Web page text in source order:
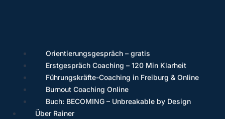
Orientierungsgespräch – gratis
Erstgespräch Coaching – 120 Min Klarheit
Führungskräfte-Coaching in Freiburg & Online
Burnout Coaching Online
Buch: BECOMING – Unbreakable by Design
Über Rainer